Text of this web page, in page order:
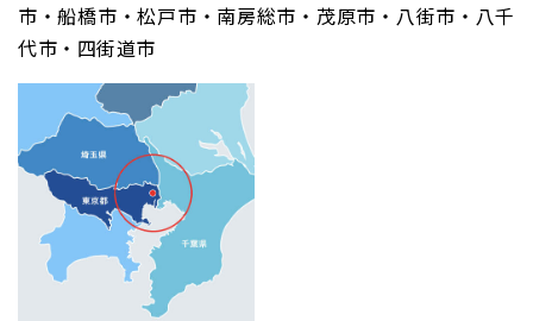
市・船橋市・松戸市・南房総市・茂原市・八街市・八千
代市・四街道市